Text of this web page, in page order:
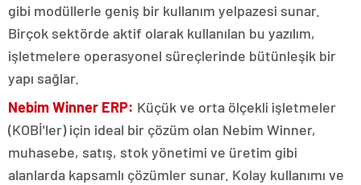
gibi modüllerle geniş bir kullanım yelpazesi sunar.
Birçok sektörde aktif olarak kullanılan bu yazılım,
işletmelere operasyonel süreçlerinde bütünleşik bir
yapı sağlar.
Nebim Winner ERP: Küçük ve orta ölçekli işletmeler
(KOBİ'ler) için ideal bir çözüm olan Nebim Winner,
muhasebe, satış, stok yönetimi ve üretim gibi
alanlarda kapsamlı çözümler sunar. Kolay kullanımı ve